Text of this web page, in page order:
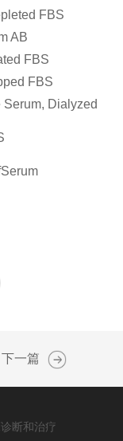
FBS
AB
FBS
FBS
Serum, Dialyzed
下一篇
断和治疗